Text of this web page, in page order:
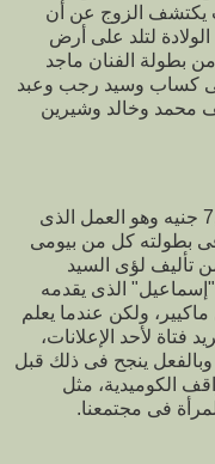
يكتشف الزوج عن أن
لتلد على أرض
بطولة الفنان ماجد
كساب وسيد رجب وعبد
محمد وخالد وشيرين
أما فيلم رغدة متوحشة فحقق 7,304,172 جنيه وهو العمل الذى
بطولته كل من بيومى
تأليف لؤى السيد
الذى يقدمه
ولكن عندما يعلم
فتاة لأحد الإعلانات،
وبالفعل ينجح فى ذلك قبل
الكوميدية، مثل
فى مجتمعنا.